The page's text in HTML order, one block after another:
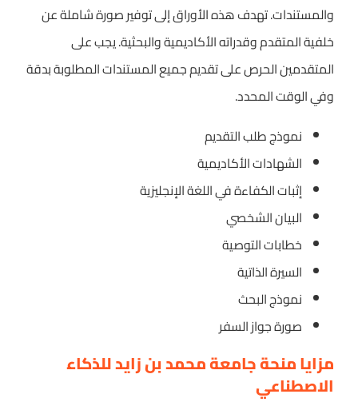
والمستندات. تهدف هذه الأوراق إلى توفير صورة شاملة عن
خلفية المتقدم وقدراته الأكاديمية والبحثية. يجب على
المتقدمين الحرص على تقديم جميع المستندات المطلوبة بدقة
وفي الوقت المحدد.
نموذج طلب التقديم
الشهادات الأكاديمية
إثبات الكفاءة في اللغة الإنجليزية
البيان الشخصي
خطابات التوصية
السيرة الذاتية
نموذج البحث
صورة جواز السفر
مزايا منحة جامعة محمد بن زايد للذكاء
الاصطناعي